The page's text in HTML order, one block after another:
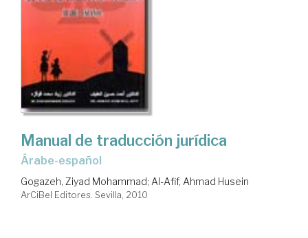
Manual de traducción jurídica
árabe-español
Gogazeh, Ziyad Mohammad; Al-Afif, Ahmad Husein
ArCiBel Editores. Sevilla, 2010